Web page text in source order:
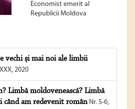
Economist emerit al
Republicii Moldova
vechi și mai noi ale limbii
2020
Limbă moldovenească? Limbă
când am redevenit românNr. 5-6,